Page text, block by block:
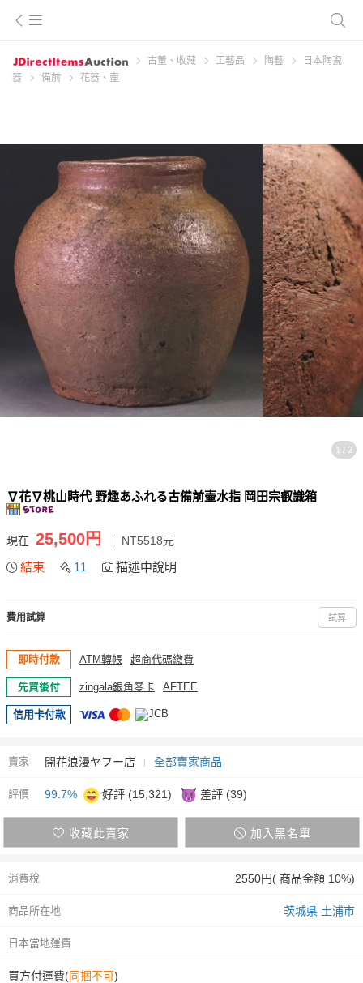
古董、收藏 工藝品 陶藝
日本陶瓷
器
備前 花器、壷
1 / 2
∇花∇桃山時代 野趣あふれる古備前壷水指 岡田宗叡識箱
現在 25,500円 NT5518元
結束 11 描述中說明
費用試算 試算
即時付款 ATM轉帳 超商代碼繳費
先買後付 zingala銀角零卡 AFTEE
信用卡付款
賣家 開花浪漫ヤフー店 全部賣家商品
評價 99.7% 好評 (15,321) 差評 (39)
收藏此賣家 加入黑名單
消費稅 2550円( 商品金額 10%)
商品所在地 茨城県 土浦市
日本當地運費
買方付運費(同捆不可)